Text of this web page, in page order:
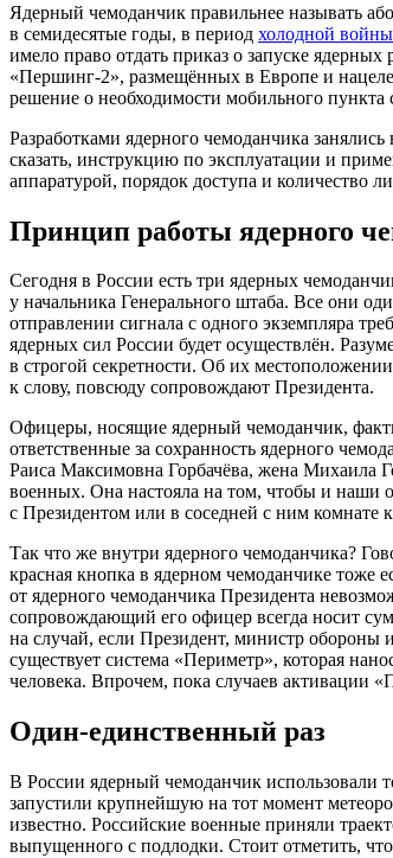
Ядерный чемоданчик правильнее называть
в семидесятые годы, в период холодной войны
имело право отдать приказ о запуске
«Першинг-2», размещённых в Европе и
решение о необходимости мобильного
Разработками ядерного чемоданчика
сказать, инструкцию по эксплуатации и
аппаратурой, порядок доступа и количество
Принцип работы ядерного
Сегодня в России есть три ядерных
у начальника Генерального штаба. Все они
отправлении сигнала с одного экземпляра
ядерных сил России будет осуществлён.
в строгой секретности. Об их
к слову, повсюду сопровождают Президента.
Офицеры, носящие ядерный чемоданчик,
ответственные за сохранность ядерного
Раиса Максимовна Горбачёва, жена Михаила
военных. Она настояла на том, чтобы и наши
с Президентом или в соседней с ним комнате
Так что же внутри ядерного чемоданчика?
красная кнопка в ядерном чемоданчике тоже
от ядерного чемоданчика Президента
сопровождающий его офицер всегда носит
на случай, если Президент, министр обороны
существует система «Периметр», которая
человека. Впрочем, пока случаев активации
Один-единственный раз
В России ядерный чемоданчик использовали
запустили крупнейшую на тот момент
известно. Российские военные приняли
выпущенного с подлодки. Стоит отметить,